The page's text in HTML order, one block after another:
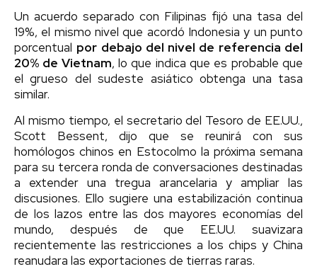
Un acuerdo separado con Filipinas fijó una tasa del
19%, el mismo nivel que acordó Indonesia y un punto
porcentual por debajo del nivel de referencia del
20% de Vietnam, lo que indica que es probable que
el grueso del sudeste asiático obtenga una tasa
similar.
Al mismo tiempo, el secretario del Tesoro de EE.UU.,
Scott Bessent, dijo que se reunirá con sus
homólogos chinos en Estocolmo la próxima semana
para su tercera ronda de conversaciones destinadas
a extender una tregua arancelaria y ampliar las
discusiones. Ello sugiere una estabilización continua
de los lazos entre las dos mayores economías del
mundo, después de que EE.UU. suavizara
recientemente las restricciones a los chips y China
reanudara las exportaciones de tierras raras.